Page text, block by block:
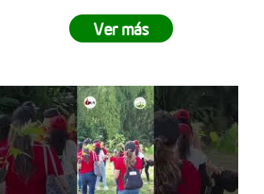
cabo una reforestación impactante
¿Te sumas a este movimiento
Ver más